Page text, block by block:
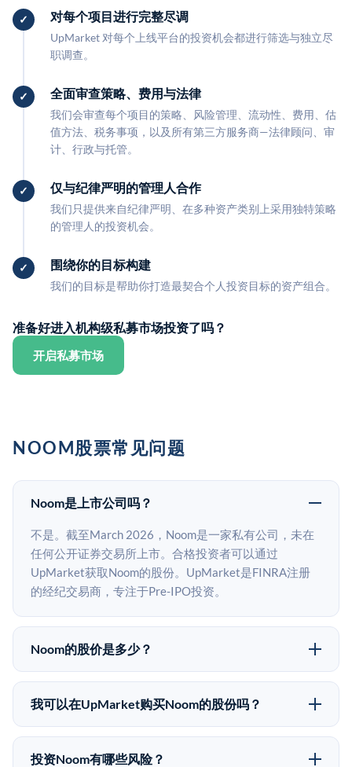
对每个项目进行完整尽调
UpMarket 对每个上线平台的投资机会都进行筛选与独立尽
职调查。
全面审查策略、费用与法律
我们会审查每个项目的策略、风险管理、流动性、费用、估
值方法、税务事项，以及所有第三方服务商—法律顾问、审
计、行政与托管。
仅与纪律严明的管理人合作
我们只提供来自纪律严明、在多种资产类别上采用独特策略
的管理人的投资机会。
围绕你的目标构建
我们的目标是帮助你打造最契合个人投资目标的资产组合。
准备好进入机构级私募市场投资了吗？
开启私募市场
NOOM股票常见问题
Noom是上市公司吗？
不是。截至March 2026，Noom是一家私有公司，未在
任何公开证券交易所上市。合格投资者可以通过
UpMarket获取Noom的股份。UpMarket是FINRA注册
的经纪交易商，专注于Pre-IPO投资。
Noom的股价是多少？
Noom没有公开股价，因为它是一家私有公司。最近的已
知股价来自其最近一轮融资。 二级市场上的Pre-IPO股
同。
我可以在UpMarket购买Noom的股份吗？
可以。合格投资者可以通过填写本页表单或在
upmarket.co创建账户来表达对Noom股份的投资意向。
投资Noom有哪些风险？